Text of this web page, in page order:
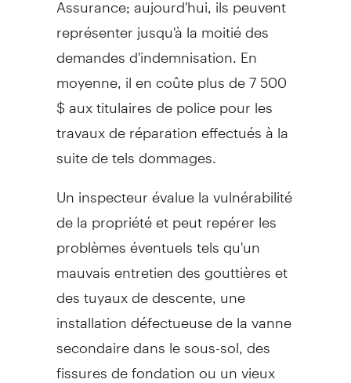
représenter jusqu'à la moitié des
demandes d'indemnisation. En
moyenne, il en coûte plus de 7 500
$ aux titulaires de police pour les
travaux de réparation effectués à la
suite de tels dommages.
Un inspecteur évalue la vulnérabilité
de la propriété et peut repérer les
problèmes éventuels tels qu'un
mauvais entretien des gouttières et
des tuyaux de descente, une
installation défectueuse de la vanne
secondaire dans le sous-sol, des
fissures de fondation ou un vieux